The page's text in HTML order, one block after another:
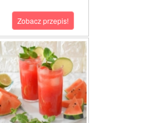
Zobacz przepis!